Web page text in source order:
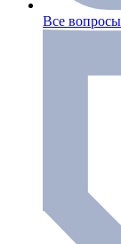
Все вопросы